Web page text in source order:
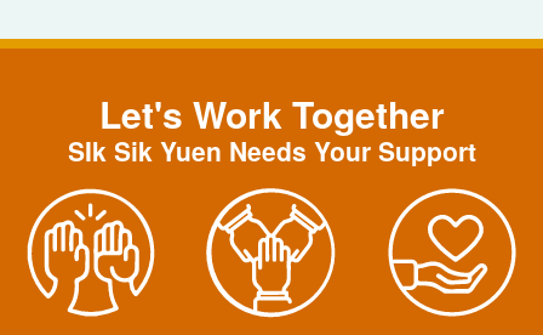
Let's Work Together
SIk Sik Yuen Needs Your Support